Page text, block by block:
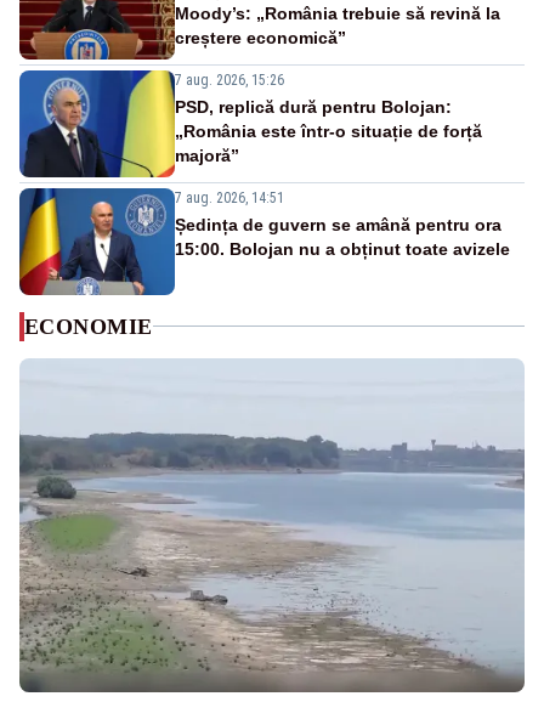
Moody’s: „România trebuie să revină la
creștere economică”
7 aug. 2026, 15:26
PSD, replică dură pentru Bolojan:
„România este într-o situație de forță
majoră”
7 aug. 2026, 14:51
Ședința de guvern se amână pentru ora
15:00. Bolojan nu a obținut toate avizele
ECONOMIE